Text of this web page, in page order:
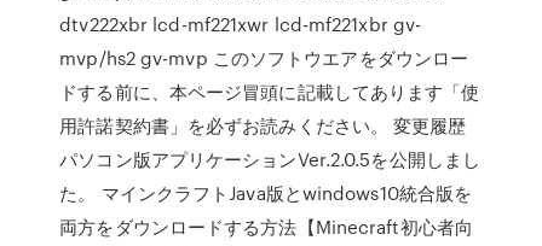
dtv222xbr lcd-mf221xwr lcd-mf221xbr gv-
mvp/hs2 gv-mvp このソフトウエアをダウンロー
ドする前に、本ページ冒頭に記載してあります「使
用許諾契約書」を必ずお読みください。 変更履歴
パソコン版アプリケーションVer.2.0.5を公開しまし
た。 マインクラフトJava版とwindows10統合版を
両方をダウンロードする方法【Minecraft初心者向